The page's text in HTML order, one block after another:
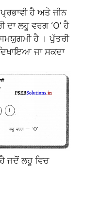
ਹੈ ਅਤੇ ਜੀਨ
ਦਾ ਲਹੂ ਵਰਗ ‘O’ ਹੈ
ਹੈ । ਪੁੱਤਰੀ
ਜਾ ਸਕਦਾ
ਹੈ ਜਦੋਂ ਲਹੂ ਵਿਚ